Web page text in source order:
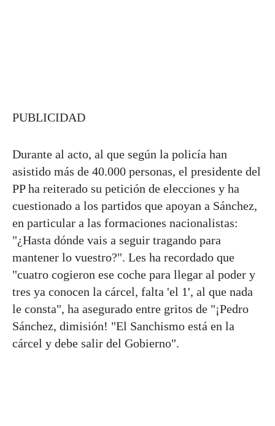
PUBLICIDAD
Durante al acto, al que según la policía han
asistido más de 40.000 personas, el presidente del
PP ha reiterado su petición de elecciones y ha
cuestionado a los partidos que apoyan a Sánchez,
en particular a las formaciones nacionalistas:
"¿Hasta dónde vais a seguir tragando para
mantener lo vuestro?". Les ha recordado que
"cuatro cogieron ese coche para llegar al poder y
tres ya conocen la cárcel, falta 'el 1', al que nada
le consta", ha asegurado entre gritos de "¡Pedro
Sánchez, dimisión! "El Sanchismo está en la
cárcel y debe salir del Gobierno".